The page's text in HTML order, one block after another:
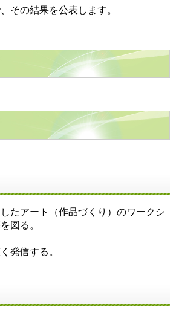
その結果を公表します。
たアート（作品づくり）のワークシ
図る。
発信する。